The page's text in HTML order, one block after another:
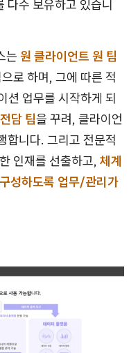
다수 보유하고 있습니
는 원 클라이언트 원 팀
로 하며, 그에 따른 적
션 업무를 시작하게 되
담 팀을 꾸려, 클라이언
합니다. 그리고 전문적
인재를 선출하고, 체계
성하도록 업무/관리가